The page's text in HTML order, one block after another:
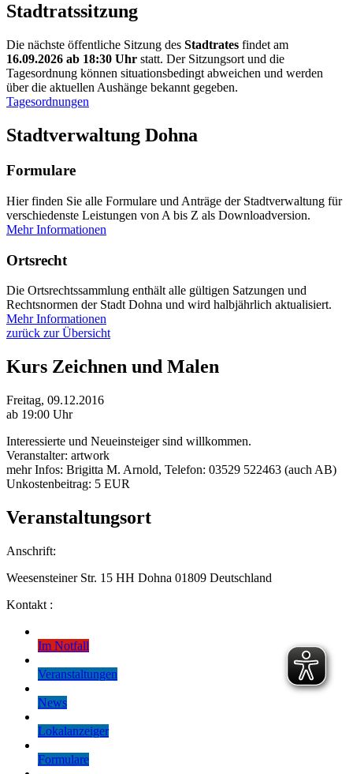
Stadtratssitzung
Die nächste öffentliche Sitzung des Stadtrates findet am
16.09.2026 ab 18:30 Uhr statt. Der Sitzungsort und die
Tagesordnung können situationsbedingt abweichen und werden
über die aktuellen Aushänge bekannt gegeben.
Tagesordnungen
Stadtverwaltung Dohna
Formulare
Hier finden Sie alle Formulare und Anträge der Stadtverwaltung für
verschiedenste Leistungen von A bis Z als Downloadversion.
Mehr Informationen
Ortsrecht
Die Ortsrechtssammlung enthält alle gültigen Satzungen und
Rechtsnormen der Stadt Dohna und wird halbjährlich aktualisiert.
Mehr Informationen
zurück zur Übersicht
Kurs Zeichnen und Malen
Freitag, 09.12.2016
ab 19:00 Uhr
Interessierte und Neueinsteiger sind willkommen.
Veranstalter: artwork
mehr Infos: Brigitta M. Arnold, Telefon: 03529 522463 (auch AB)
Unkostenbeitrag: 5 EUR
Veranstaltungsort
Anschrift:
Weesensteiner Str. 15 HH Dohna 01809 Deutschland
Kontakt :
Im Notfall
Veranstaltungen
News
Lokalanzeiger
Formulare